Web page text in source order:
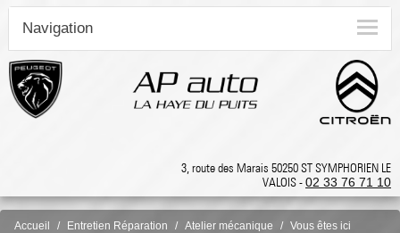
Navigation
3, route des Marais 50250 ST SYMPHORIEN LE
VALOIS -02 33 76 71 10
Accueil Entretien Réparation Atelier mécanique Vous êtes ici